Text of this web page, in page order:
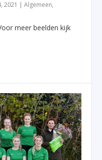
2021 |Algemeen,
meer beelden kijk